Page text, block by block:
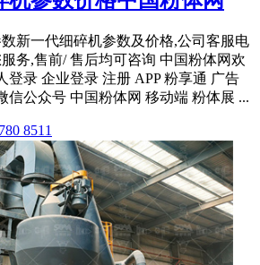
新一代细碎机参数及价格,公司客服电
务,售前/ 售后均可咨询 中国粉体网欢
登录 企业登录 注册 APP 粉享通 广告
信公众号 中国粉体网 移动端 粉体展 ...
8511